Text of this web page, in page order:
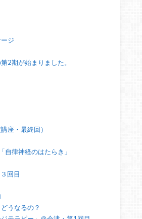
ジ
2期が始まりました。
座・最終回）
律神経のはたらき」
回目
うなるの？